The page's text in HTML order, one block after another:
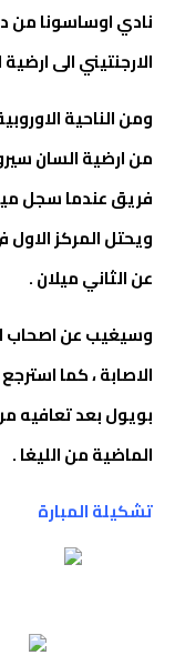
نادي اوساسونا من
الارجنتيني الى
ومن الناحية
من ارضية السان
فريق عندما سجل
عن الثاني ميلان .
وسيغيب عن اصحاب
الاصابة ، كما
بويول بعد تعافيه
الماضية من الليغا .
تشكيلة المبارة